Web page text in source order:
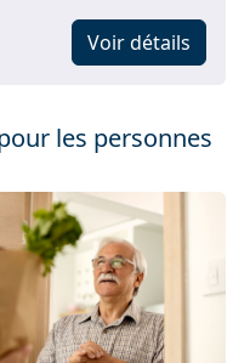
Voir détails
les personnes